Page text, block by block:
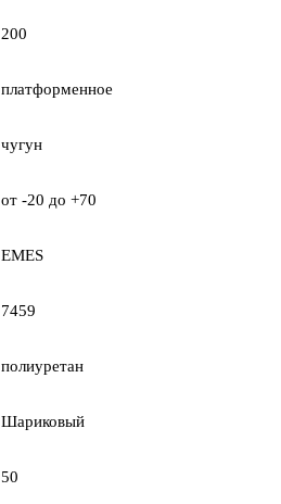
200
платформенное
чугун
от -20 до +70
EMES
7459
полиуретан
Шариковый
50